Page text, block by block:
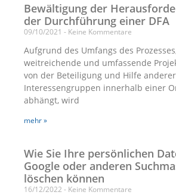
Bewältigung der
der Durchführung einer DFA
09/10/2021 Keine Kommentare
Aufgrund des Umfangs des
weitreichende und umfassende
von der Beteiligung und Hilfe anderer
Interessengruppen innerhalb einer
abhängt, wird
mehr »
Wie Sie Ihre persönlichen
Google oder anderen
löschen können
16/12/2022 Keine Kommentare